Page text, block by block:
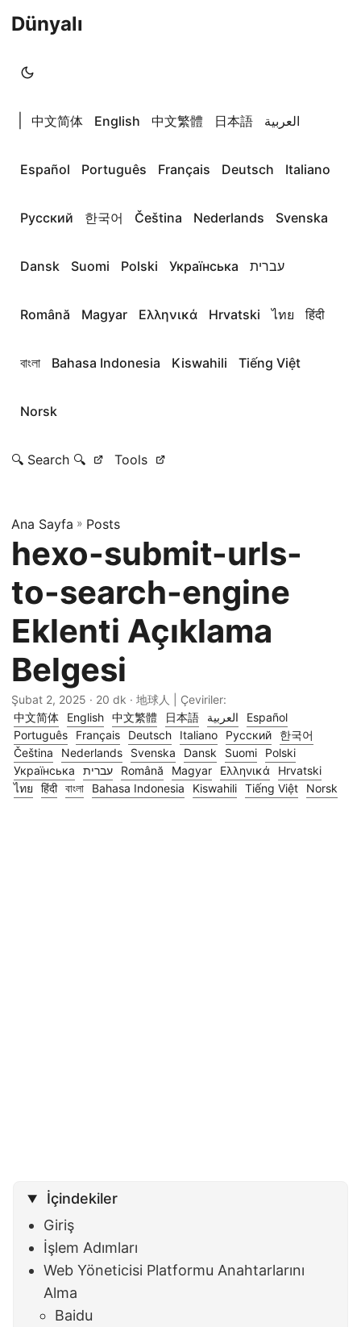
Dünyalı
中文简体 English 中文繁體 日本語 العربية
Español Português Français Deutsch Italiano
Русский 한국어 Čeština Nederlands Svenska
Dansk Suomi Polski Українська עברית
Română Magyar Ελληνικά Hrvatski ไทย हिंदी
বাংলা Bahasa Indonesia Kiswahili Tiếng Việt
Norsk
🔍 Search 🔍 Tools
Ana Sayfa » Posts
hexo-submit-urls-
to-search-engine
Eklenti Açıklama
Belgesi
Şubat 2, 2025 · 20 dk · 地球人 | Çeviriler:
中文简体
English 中文繁體 日本語 العربية
Español
Português
Français Deutsch Italiano Русский
한국어
Čeština
Nederlands Svenska Dansk Suomi
Polski
Українська
עברית Română Magyar Ελληνικά
Hrvatski
ไทย
हिंदी বাংলা Bahasa Indonesia Kiswahili Tiếng Việt Norsk
İçindekiler
Giriş
İşlem Adımları
Web Yöneticisi Platformu Anahtarlarını
Alma
Baidu